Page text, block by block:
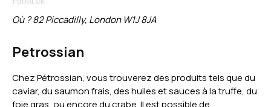
Où ? 82 Piccadilly, London W1J 8JA
Petrossian
Chez Pétrossian, vous trouverez des produits tels que du
caviar, du saumon frais, des huiles et sauces à la truffe, du